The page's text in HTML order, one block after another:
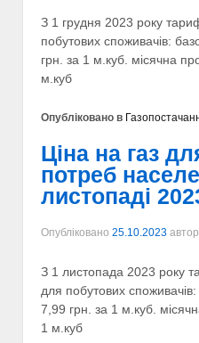
З 1 грудня 2023 року
побутових споживачів:
грн. за 1 м.куб. місячна
м.куб
Опубліковано в
Ціна на газ
потреб
листопаді
Опубліковано 25.10.2023 автор
З 1 листопада 2023 року
для побутових
7,99 грн. за 1 м.куб.
1 м.куб